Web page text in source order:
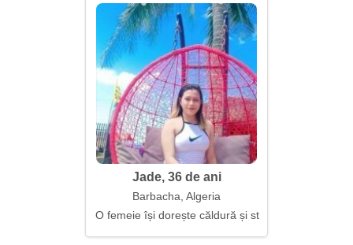
Jade, 36 de ani
Barbacha, Algeria
O femeie își dorește căldură și stabilitate